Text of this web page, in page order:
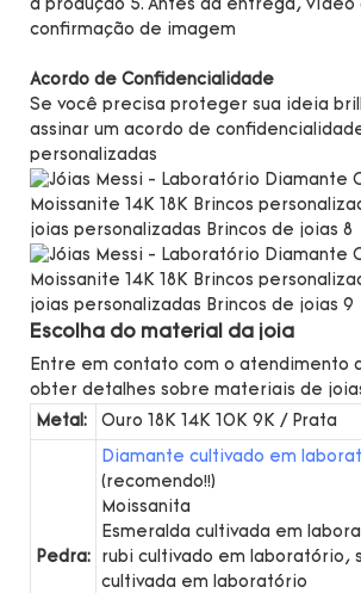
a produção 5. Antes da entrega, vídeo
confirmação de imagem
Acordo de Confidencialidade
Se você precisa proteger sua ideia
assinar um acordo de
personalizadas
Escolha do material da joia
Entre em contato com o atendimento
obter detalhes sobre materiais de
Metal:
Ouro 18K 14K 10K 9K / Prata
Pedra:
Diamante cultivado em
(recomendo!!)
Moissanita
Esmeralda cultivada em
rubi cultivado em laboratório,
cultivada em laboratório